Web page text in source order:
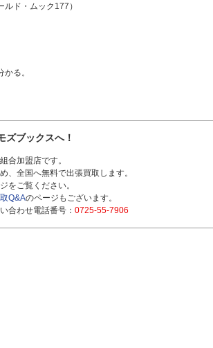
ド・ムック177）
る。
ズブックスへ！
合加盟店です。
、全国へ無料で出張買取します。
をご覧ください。
Q&Aのページもございます。
合わせ電話番号： 0725-55-7906